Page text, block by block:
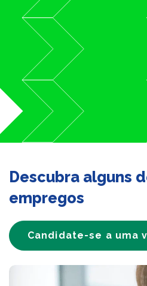
Descubra alguns
empregos
Candidate-se a uma